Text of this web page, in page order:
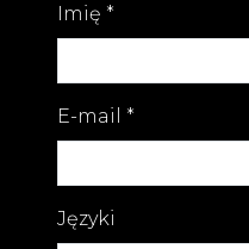
Imię *
E-mail *
Języki